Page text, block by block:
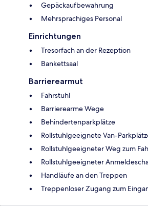
Gepäckaufbewahrung
Mehrsprachiges Personal
Einrichtungen
Tresorfach an der Rezeption
Bankettsaal
Barrierearmut
Fahrstuhl
Barrierearme Wege
Behindertenparkplätze
Rollstuhlgeeignete Van-
Rollstuhlgeeigneter Weg zum
Rollstuhlgeeigneter
Handläufe an den Treppen
Treppenloser Zugang zum